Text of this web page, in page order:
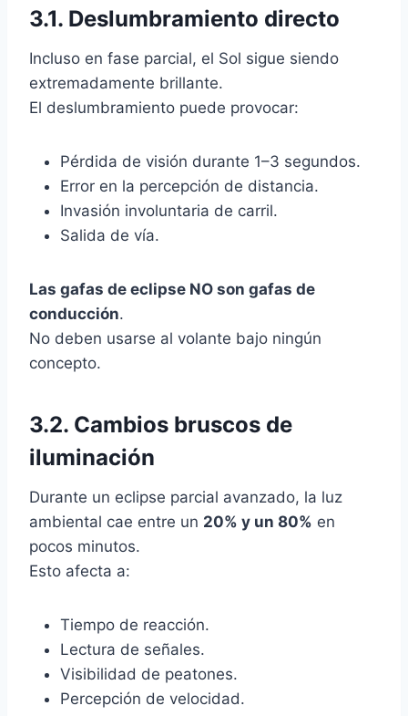
3.1. Deslumbramiento directo
Incluso en fase parcial, el Sol sigue siendo
extremadamente brillante.
El deslumbramiento puede provocar:
Pérdida de visión durante 1–3 segundos.
Error en la percepción de distancia.
Invasión involuntaria de carril.
Salida de vía.
Las gafas de eclipse NO son gafas de
conducción.
No deben usarse al volante bajo ningún
concepto.
3.2. Cambios bruscos de
iluminación
Durante un eclipse parcial avanzado, la luz
ambiental cae entre un 20% y un 80% en
pocos minutos.
Esto afecta a:
Tiempo de reacción.
Lectura de señales.
Visibilidad de peatones.
Percepción de velocidad.